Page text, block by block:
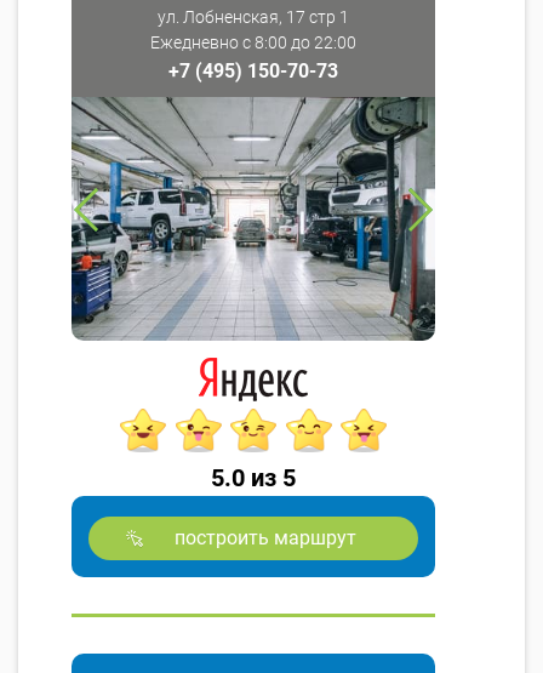
ул. Лобненская, 17 стр 1
Ежедневно с 8:00 до 22:00
+7 (495) 150-70-73
5.0 из 5
построить маршрут